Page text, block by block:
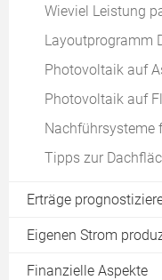
Wieviel Leistung
Layoutprogramm
Photovoltaik auf
Photovoltaik auf
Nachführsysteme
Tipps zur
Erträge
Datenbanken mit
Ertragsdatenbank
Eigenen Strom
Vergütung für
Finanzielle Aspekte